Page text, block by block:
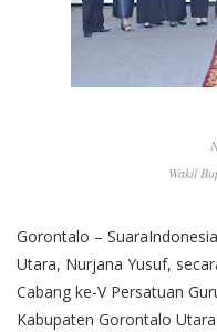
Wakil
Gorontalo –
Utara, Nurjana Yusuf,
Cabang ke-V Persatuan
Kabupaten Gorontalo